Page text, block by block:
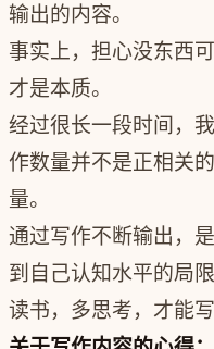
输出的内容。
事实上，担心没东西
才是本质。
经过很长一段时间，
作数量并不是正相关
量。
通过写作不断输出，
到自己认知水平的局
读书，多思考，才能